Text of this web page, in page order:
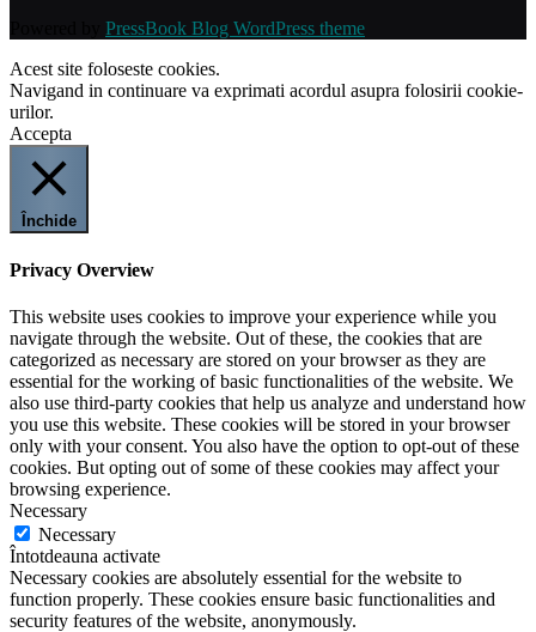
PressBook Blog WordPress theme
Acest site foloseste cookies.
Navigand in continuare va exprimati acordul asupra folosirii cookie-
urilor.
Accepta
Închide
Privacy Overview
This website uses cookies to improve your experience while you
navigate through the website. Out of these, the cookies that are
categorized as necessary are stored on your browser as they are
essential for the working of basic functionalities of the website. We
also use third-party cookies that help us analyze and understand how
you use this website. These cookies will be stored in your browser
only with your consent. You also have the option to opt-out of these
cookies. But opting out of some of these cookies may affect your
browsing experience.
Necessary
Necessary
Întotdeauna activate
Necessary cookies are absolutely essential for the website to
function properly. These cookies ensure basic functionalities and
security features of the website, anonymously.